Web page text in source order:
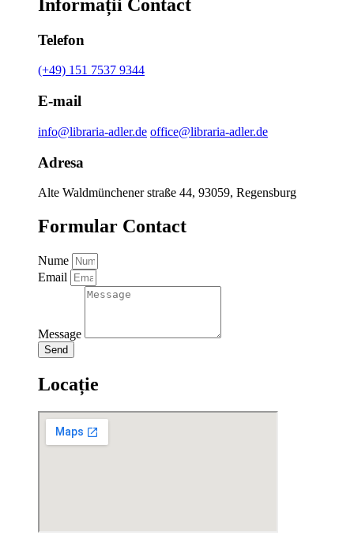
Informații Contact
Telefon
(+49) 151 7537 9344
E-mail
info@libraria-adler.de office@libraria-adler.de
Adresa
Alte Waldmünchener straße 44, 93059, Regensburg
Formular Contact
Nume
Email
Message
Send
Locație